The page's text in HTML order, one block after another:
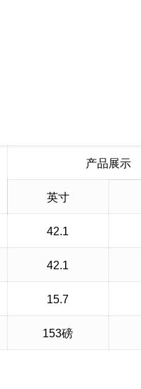
产品展示
英寸
42.1
42.1
15.7
153磅